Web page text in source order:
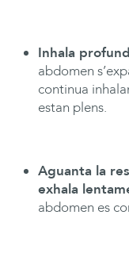
Inhala
abdomen
continua
estan plens.
Aguanta la
exhala
abdomen es